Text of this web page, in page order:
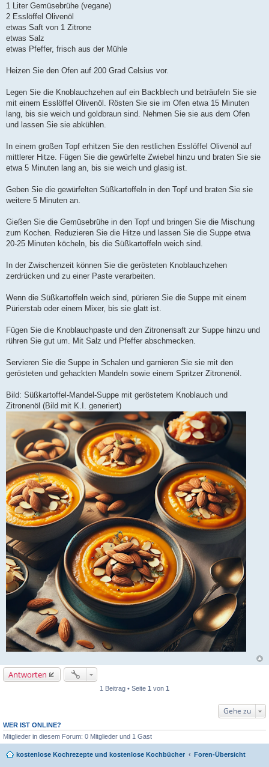
1 Liter Gemüsebrühe (vegane)
2 Esslöffel Olivenöl
etwas Saft von 1 Zitrone
etwas Salz
etwas Pfeffer, frisch aus der Mühle
Heizen Sie den Ofen auf 200 Grad Celsius vor.
Legen Sie die Knoblauchzehen auf ein Backblech und beträufeln Sie sie
mit einem Esslöffel Olivenöl. Rösten Sie sie im Ofen etwa 15 Minuten
lang, bis sie weich und goldbraun sind. Nehmen Sie sie aus dem Ofen
und lassen Sie sie abkühlen.
In einem großen Topf erhitzen Sie den restlichen Esslöffel Olivenöl auf
mittlerer Hitze. Fügen Sie die gewürfelte Zwiebel hinzu und braten Sie sie
etwa 5 Minuten lang an, bis sie weich und glasig ist.
Geben Sie die gewürfelten Süßkartoffeln in den Topf und braten Sie sie
weitere 5 Minuten an.
Gießen Sie die Gemüsebrühe in den Topf und bringen Sie die Mischung
zum Kochen. Reduzieren Sie die Hitze und lassen Sie die Suppe etwa
20-25 Minuten köcheln, bis die Süßkartoffeln weich sind.
In der Zwischenzeit können Sie die gerösteten Knoblauchzehen
zerdrücken und zu einer Paste verarbeiten.
Wenn die Süßkartoffeln weich sind, pürieren Sie die Suppe mit einem
Pürierstab oder einem Mixer, bis sie glatt ist.
Fügen Sie die Knoblauchpaste und den Zitronensaft zur Suppe hinzu und
rühren Sie gut um. Mit Salz und Pfeffer abschmecken.
Servieren Sie die Suppe in Schalen und garnieren Sie sie mit den
gerösteten und gehackten Mandeln sowie einem Spritzer Zitronenöl.
Bild: Süßkartoffel-Mandel-Suppe mit geröstetem Knoblauch und
Zitronenöl (Bild mit K.I. generiert)
Antworten
1 Beitrag • Seite 1 von 1
Gehe zu
WER IST ONLINE?
Mitglieder in diesem Forum: 0 Mitglieder und 1 Gast
kostenlose Kochrezepte und kostenlose Kochbücher Foren-Übersicht